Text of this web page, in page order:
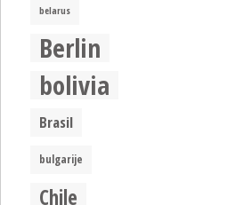
belarus
Berlin
bolivia
Brasil
bulgarije
Chile